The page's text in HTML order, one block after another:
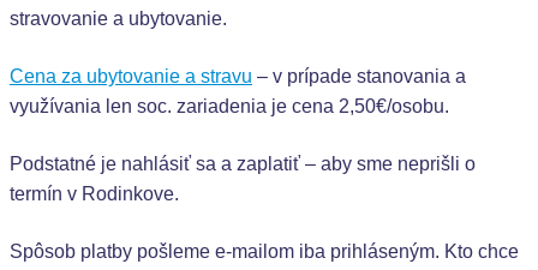
stravovanie a ubytovanie.
Cena za ubytovanie a stravu – v prípade stanovania a
využívania len soc. zariadenia je cena 2,50€/osobu.
Podstatné je nahlásiť sa a zaplatiť – aby sme neprišli o
termín v Rodinkove.
Spôsob platby pošleme e-mailom iba prihláseným. Kto chce